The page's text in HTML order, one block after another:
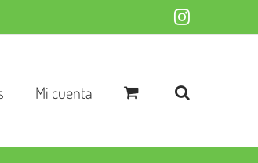
Instagram
Mi cuenta